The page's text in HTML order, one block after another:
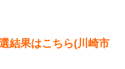
結果はこちら(川崎市